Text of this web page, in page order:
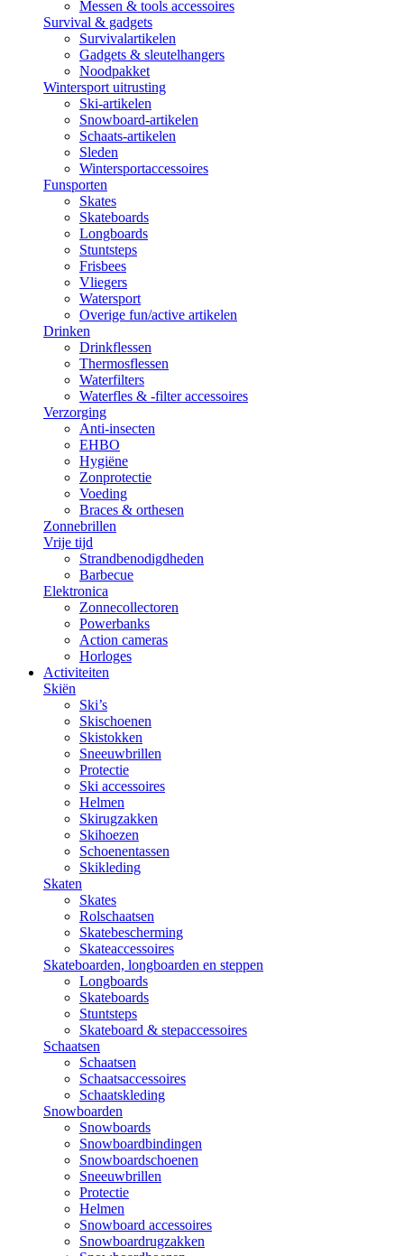
Messen & tools accessoires
Survival & gadgets
Survivalartikelen
Gadgets & sleutelhangers
Noodpakket
Wintersport uitrusting
Ski-artikelen
Snowboard-artikelen
Schaats-artikelen
Sleden
Wintersportaccessoires
Funsporten
Skates
Skateboards
Longboards
Stuntsteps
Frisbees
Vliegers
Watersport
Overige fun/active artikelen
Drinken
Drinkflessen
Thermosflessen
Waterfilters
Waterfles & -filter accessoires
Verzorging
Anti-insecten
EHBO
Hygiëne
Zonprotectie
Voeding
Braces & orthesen
Zonnebrillen
Vrije tijd
Strandbenodigdheden
Barbecue
Elektronica
Zonnecollectoren
Powerbanks
Action cameras
Horloges
Activiteiten
Skiën
Ski’s
Skischoenen
Skistokken
Sneeuwbrillen
Protectie
Ski accessoires
Helmen
Skirugzakken
Skihoezen
Schoenentassen
Skikleding
Skaten
Skates
Rolschaatsen
Skatebescherming
Skateaccessoires
Skateboarden, longboarden en steppen
Longboards
Skateboards
Stuntsteps
Skateboard & stepaccessoires
Schaatsen
Schaatsen
Schaatsaccessoires
Schaatskleding
Snowboarden
Snowboards
Snowboardbindingen
Snowboardschoenen
Sneeuwbrillen
Protectie
Helmen
Snowboard accessoires
Snowboardrugzakken